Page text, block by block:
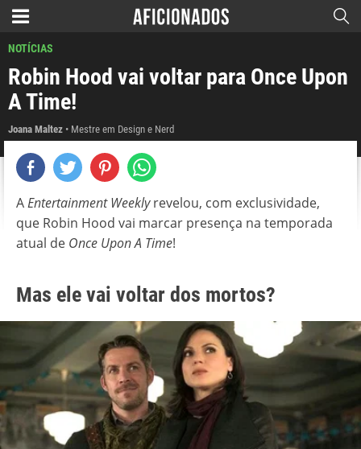
NOTÍCIAS
Robin Hood vai voltar para Once Upon
A Time!
Joana Maltez Mestre em Design e Nerd
AEntertainment Weeklyrevelou, com exclusividade,
que Robin Hood vai marcar presença na temporada
atual de Once Upon A Time!
Mas ele vai voltar dos mortos?